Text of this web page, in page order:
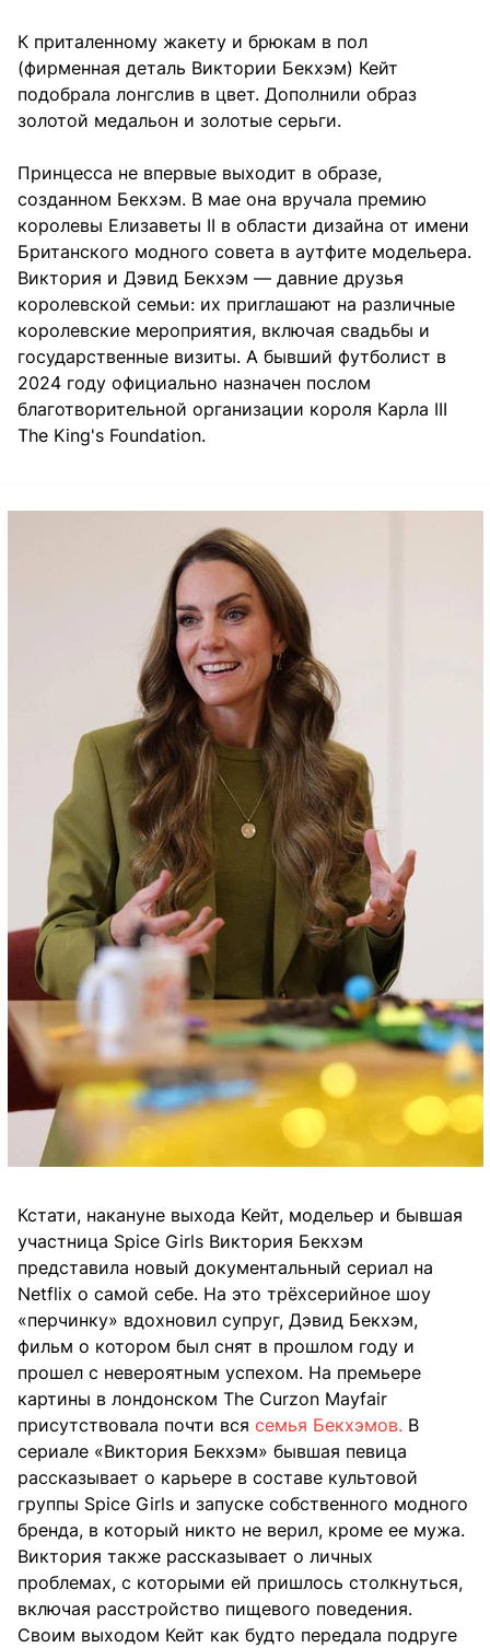
К приталенному жакету и брюкам в пол
(фирменная деталь Виктории Бекхэм) Кейт
подобрала лонгслив в цвет. Дополнили образ
золотой медальон и золотые серьги.
Принцесса не впервые выходит в образе,
созданном Бекхэм. В мае она вручала премию
королевы Елизаветы II в области дизайна от имени
Британского модного совета в аутфите модельера.
Виктория и Дэвид Бекхэм — давние друзья
королевской семьи: их приглашают на различные
королевские мероприятия, включая свадьбы и
государственные визиты. А бывший футболист в
2024 году официально назначен послом
благотворительной организации короля Карла III
The King's Foundation.
Кстати, накануне выхода Кейт, модельер и бывшая
участница Spice Girls Виктория Бекхэм
представила новый документальный сериал на
Netflix о самой себе. На это трёхсерийное шоу
«перчинку» вдохновил супруг, Дэвид Бекхэм,
фильм о котором был снят в прошлом году и
прошел с невероятным успехом. На премьере
картины в лондонском The Curzon Mayfair
присутствовала почти вся семья Бекхэмов. В
сериале «Виктория Бекхэм» бывшая певица
рассказывает о карьере в составе культовой
группы Spice Girls и запуске собственного модного
бренда, в который никто не верил, кроме ее мужа.
Виктория также рассказывает о личных
проблемах, с которыми ей пришлось столкнуться,
включая расстройство пищевого поведения.
Своим выходом Кейт как будто передала подруге